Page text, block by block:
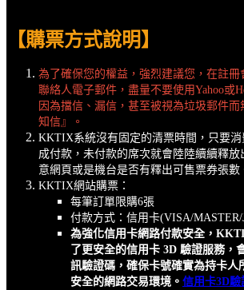
【購票方式說明 】
為了確保您的權益，強烈建議您，在註冊
聯絡人電子郵件，盡量不要使用Yahoo或
因為擋信、漏信，甚至被視為垃圾郵件
知信』。
KKTIX系統沒有固定的清票時間，只要
成付款，未付款的席次就會陸陸續續釋
意網頁或是機台是否有釋出可售票券張數
KKTIX網站購票：
每筆訂單限購6張
付款方式：信用卡(VISA/
為強化信用卡網路付款安全，
了更安全的信用卡 3D 驗證服務，
訊驗證碼，確保卡號確實為持卡人
安全的網路交易環境。 信用卡3D驗